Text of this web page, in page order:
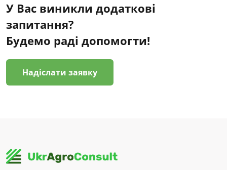
У Вас виникли додаткові
запитання?
Будемо раді допомогти!
Надіслати заявку